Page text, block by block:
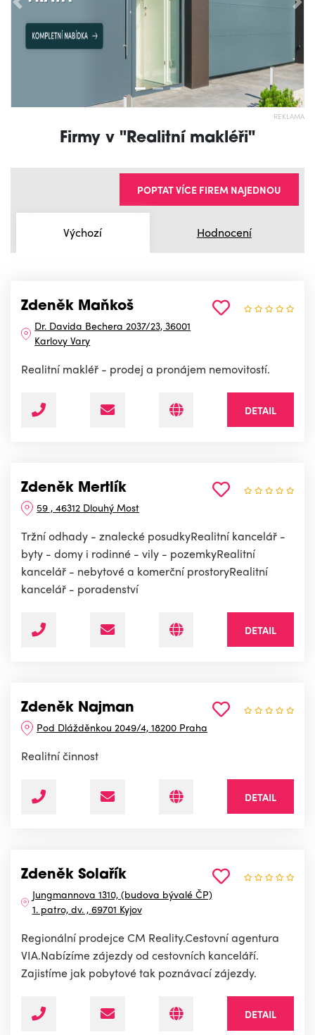
Předchozí
REKLAMA
Firmy v "Realitní makléři"
Výchozí Hodnocení
POPTAT VÍCE FIREM NAJEDNOU
Zdeněk Maňkoš
Dr. Davida Bechera 2037/23, 36001
Karlovy Vary
Realitní makléř - prodej a pronájem nemovitostí.
DETAIL
Zdeněk Mertlík
59 , 46312 Dlouhý Most
Tržní odhady - znalecké posudkyRealitní kancelář -
byty - domy i rodinné - vily - pozemkyRealitní
kancelář - nebytové a komerční prostoryRealitní
kancelář - poradenství
DETAIL
Zdeněk Najman
Pod Dlážděnkou 2049/4, 18200 Praha
Realitní činnost
DETAIL
Zdeněk Solařík
Jungmannova 1310, (budova bývalé ČP)
1. patro, dv. , 69701 Kyjov
Regionální prodejce CM Reality.Cestovní agentura
VIA.Nabízíme zájezdy od cestovních kanceláří.
Zajistíme jak pobytové tak poznávací zájezdy.
DETAIL